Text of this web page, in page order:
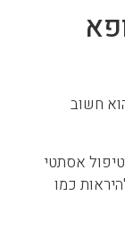
חשוב
אסתטי
כמו